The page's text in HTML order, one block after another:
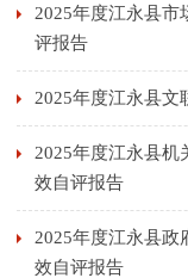
2025年度江永县市
评报告
2025年度江永县文
2025年度江永县机
效自评报告
2025年度江永县政
效自评报告